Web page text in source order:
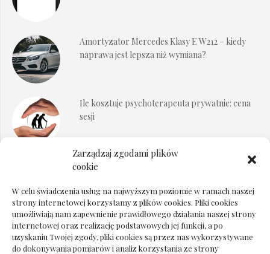
Zarządzaj zgodami plików
cookie
W celu świadczenia usług na najwyższym poziomie w ramach naszej
strony internetowej korzystamy z plików cookies. Pliki cookies
umożliwiają nam zapewnienie prawidłowego działania naszej strony
internetowej oraz realizację podstawowych jej funkcji, a po
uzyskaniu Twojej zgody, pliki cookies są przez nas wykorzystywane
do dokonywania pomiarów i analiz korzystania ze strony
Amortyzator Mercedes Klasy E W212 – kiedy
naprawa jest lepsza niż wymiana?
Ile kosztuje psychoterapeuta prywatnie: cena
sesji
Dokumenty do odbioru przy zmianie biura
Deska podłogowa do salonu: jak wybrać bez
pośpiechu